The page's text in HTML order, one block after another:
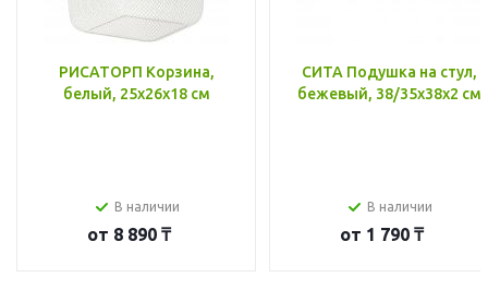
РИСАТОРП Корзина,
белый, 25x26x18 см
В наличии
от 8 890 ₸
СИТА Подушка на стул,
бежевый, 38/35x38x2 см
В наличии
от 1 790 ₸